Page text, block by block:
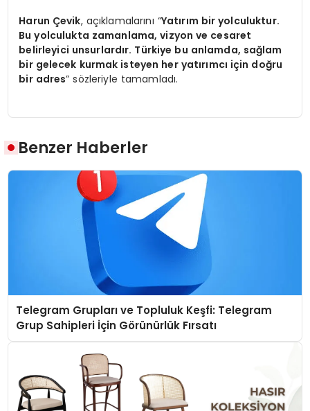
Harun Çevik, açıklamalarını “Yatırım bir yolculuktur.
Bu yolculukta zamanlama, vizyon ve cesaret
belirleyici unsurlardır. Türkiye bu anlamda, sağlam
bir gelecek kurmak isteyen her yatırımcı için doğru
bir adres” sözleriyle tamamladı.
Benzer Haberler
Telegram Grupları ve Topluluk Keşfi: Telegram
Grup Sahipleri İçin Görünürlük Fırsatı